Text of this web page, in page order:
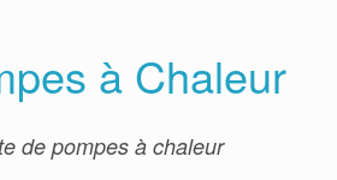
à Chaleur
de pompes à chaleur